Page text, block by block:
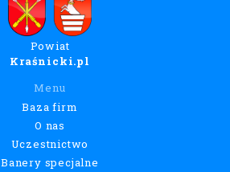
Powiat
Kraśnicki.pl
Menu
Baza firm
O nas
Uczestnictwo
Banery specjalne